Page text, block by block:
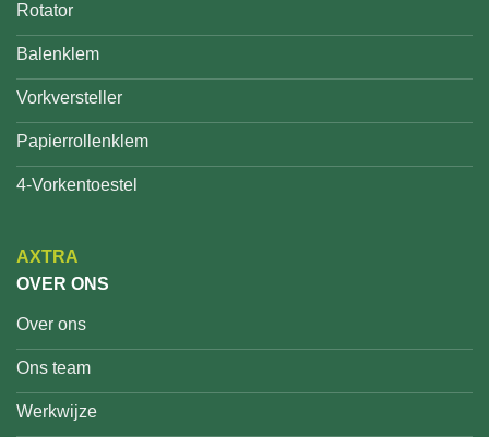
Rotator
Balenklem
Vorkversteller
Papierrollenklem
4-Vorkentoestel
AXTRA
OVER ONS
Over ons
Ons team
Werkwijze